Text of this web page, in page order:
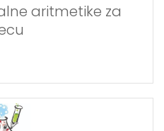
aritmetike za